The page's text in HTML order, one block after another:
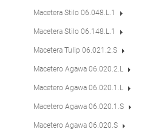
Macetera Stilo 06.048.L.1
Macetera Stilo 06.148.L.1
Macetera Tulip 06.021.2.S
Macetero Agawa 06.020.2.L
Macetero Agawa 06.020.1.L
Macetero Agawa 06.020.1.S
Macetero Agawa 06.020.S